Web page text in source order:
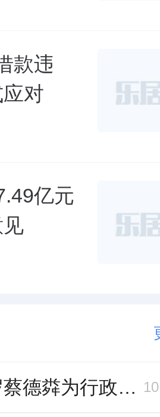
款违
对
亿元
恒隆集团委任56岁蔡德粦为行政总裁、年薪2052万港元，曾任星巴克中国CEO